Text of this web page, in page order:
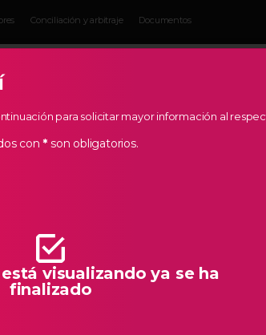
Conciliación y arbitraje Documentos
de nuestra
de
para solicitar mayor información al
con * son obligatorios.
visualizando ya se ha
finalizado